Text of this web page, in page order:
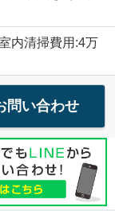
内清掃費用:4万
問い合わせ